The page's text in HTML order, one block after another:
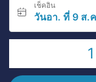
เช็คอิน
วันอา. ที่ 9 ส.
1